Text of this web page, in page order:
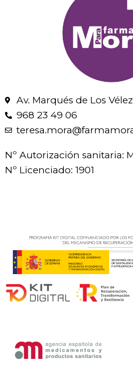
Av. Marqués de Los
968 23 49 06
Nº Autorización sanitaria:
Nº Licenciado: 1901